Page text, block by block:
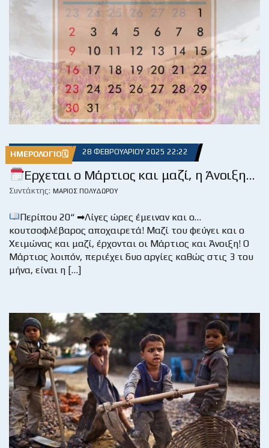
ΗΜΕΡΟΛΌΓΙΟ🗓 28 ΦΕΒΡΟΥΑΡΊΟΥ 2025 22:22
Έρχεται ο Μάρτιος και μαζί, η Άνοιξη…
Συντάκτης: ΜΆΡΙΟΣ ΠΟΛΥΔΏΡΟΥ
Περίπου 20“ ➡Λίγες ώρες έμειναν και ο…
κουτσοφλέβαρος αποχαιρετά! Μαζί του φεύγει και ο
Χειμώνας και μαζί, έρχονται οι Μάρτιος και Άνοιξη! Ο
Μάρτιος λοιπόν, περιέχει δυο αργίες καθώς στις 3 του
μήνα, είναι η […]